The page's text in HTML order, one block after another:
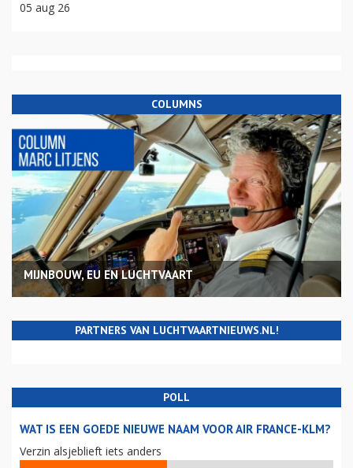
05 aug 26
COLUMNS
MIJNBOUW, EU EN LUCHTVAART
PARTNERS VAN LUCHTVAARTNIEUWS.NL!
POLL
WAT IS EEN GOEDE NIEUWE NAAM VOOR AIR FRANCE-KLM?
Verzin alsjeblieft iets anders